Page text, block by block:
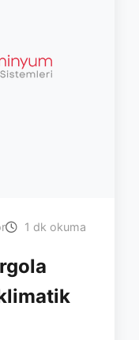
1 dk okuma